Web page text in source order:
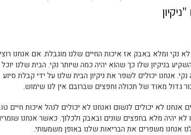
נקי ומלא באבק אז איכות החיים שלנו מוגבלת. אם אנחנו
בניקיון שלו כך שהוא יהיה כמה שיותר נקי. הבית שלנו יוכל
אנחנו יכולים לשפר את ניקיון הבית שלנו על ידי קבלת סיוע
גדול מאוד של תכולה וחפצים שברובם אין לנו שימוש.
לא יכולים לנשום ואנחנו לא יכולים לנהל איכות חיים
יהיה מלא בחפצים שונים ובאבק ולכלוך. כאשר אנחנו
אנחנו משפרים את הבריאות שלנו באופן משמעותי.